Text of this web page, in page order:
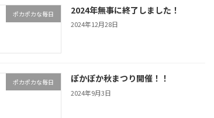
ポカポカな毎日 2024年無事に終了しました！
2024年12月28日
ポカポカな毎日 ぽかぽか秋まつり開催！！
2024年9月3日